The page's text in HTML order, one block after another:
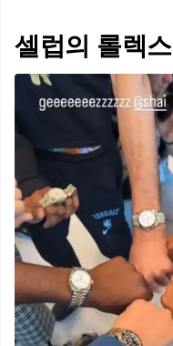
셀럽의 롤렉스